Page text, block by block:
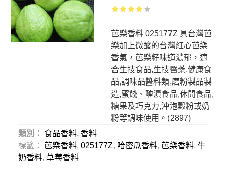
of 5
芭樂香料 025177Z 具台灣芭
樂加上微酸的台灣紅心芭樂
香氣，芭樂籽味道濃郁，適
合生技食品,生技醫藥,健康食
品,調味品醬料類,磨粉製品製
造,蜜餞、醃漬食品,休閒食品,
糖果及巧克力,沖泡穀粉或奶
粉等調味使用。(2897)
類別： 食品香料, 香料
標籤： 芭樂香料, 025177Z, 哈密瓜香料, 芭樂香料, 牛
奶香料, 草莓香料